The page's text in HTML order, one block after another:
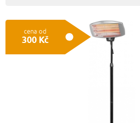
cena od
300 Kč